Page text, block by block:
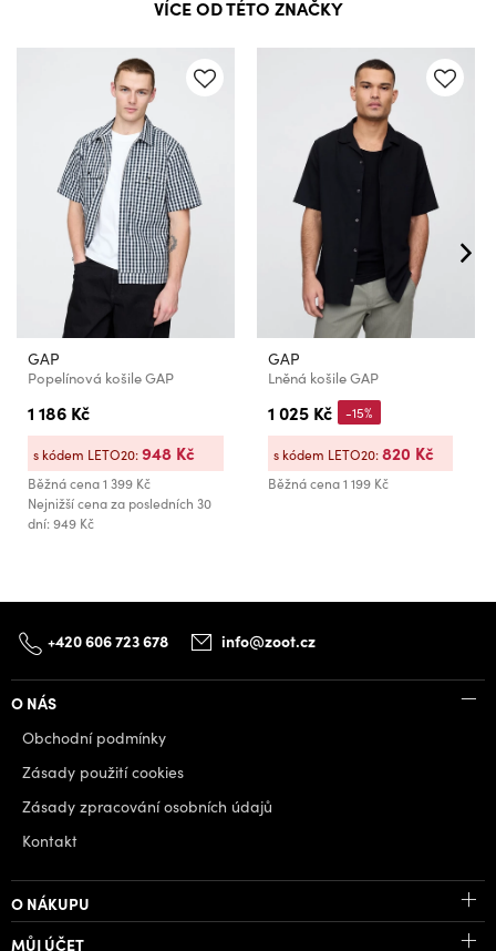
VÍCE OD TÉTO ZNAČKY
GAP
Popelínová košile GAP
1 186 Kč
Běžná cena1 399 Kč
Nejnižší cena za posledních 30
dní: 949 Kč
s kódem LETO20:948 Kč
GAP
Lněná košile GAP
1 025 Kč
Běžná cena1 199 Kč
-15%
s kódem LETO20:820 Kč
+420 606 723 678 info@zoot.cz
O NÁS
Obchodní podmínky
Zásady použití cookies
Zásady zpracování osobních údajů
Kontakt
O NÁKUPU
MŮJ ÚČET